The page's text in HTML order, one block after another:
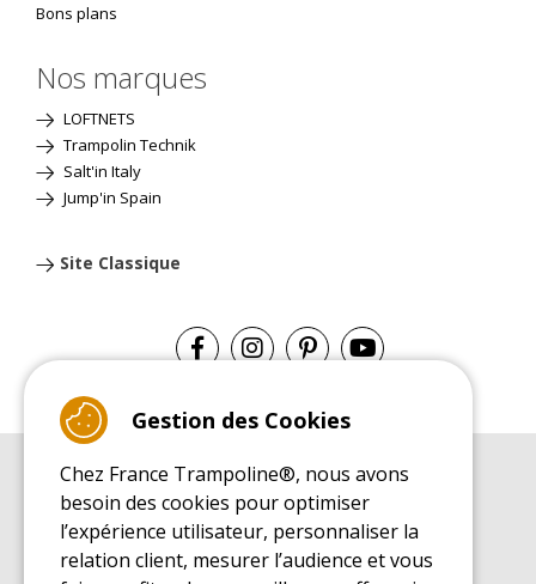
Bons plans
Nos marques
LOFTNETS
Trampolin Technik
Salt'in Italy
Jump'in Spain
Site Classique
Guide d'achat pour les trampolines de loisirs
GUIDE DE MONTAGE
Guide de montage pour les trampolines de loisirs
Gestion des Cookies
Chez France Trampoline®, nous avons
besoin des cookies pour optimiser
l’expérience utilisateur, personnaliser la
relation client, mesurer l’audience et vous